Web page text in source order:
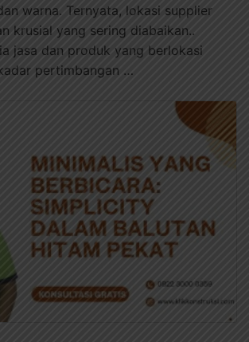
warna. Ternyata, lokasi supplier
krusial yang sering diabaikan..
jasa dan produk yang berlokasi
pertimbangan …